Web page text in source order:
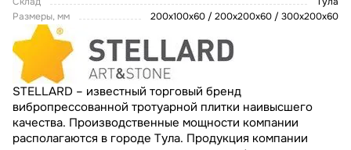
Размеры, мм
200х100х60 / 200х200х60 / 300х200х60
STELLARD – известный торговый бренд
вибропрессованной тротуарной плитки наивысшего
качества. Производственные мощности компании
располагаются в городе Тула. Продукция компании